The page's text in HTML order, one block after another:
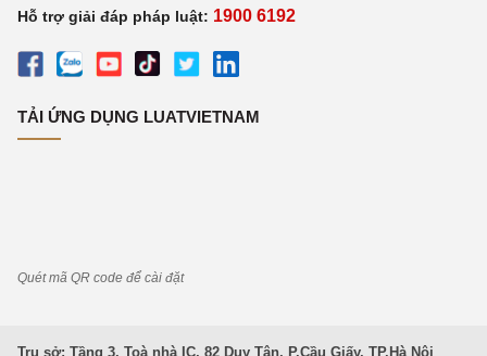
Hỗ trợ giải đáp pháp luật: 1900 6192
TẢI ỨNG DỤNG LUATVIETNAM
Quét mã QR code để cài đặt
Trụ sở: Tầng 3, Toà nhà IC, 82 Duy Tân, P.Cầu Giấy, TP.Hà Nội